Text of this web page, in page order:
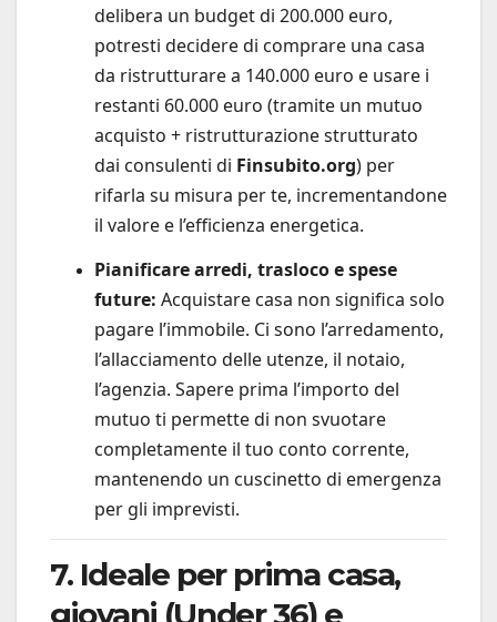
delibera un budget di 200.000 euro,
potresti decidere di comprare una casa
da ristrutturare a 140.000 euro e usare i
restanti 60.000 euro (tramite un mutuo
acquisto + ristrutturazione strutturato
dai consulenti di Finsubito.org) per
rifarla su misura per te, incrementandone
il valore e l’efficienza energetica.
Pianificare arredi, trasloco e spese
future: Acquistare casa non significa solo
pagare l’immobile. Ci sono l’arredamento,
l’allacciamento delle utenze, il notaio,
l’agenzia. Sapere prima l’importo del
mutuo ti permette di non svuotare
completamente il tuo conto corrente,
mantenendo un cuscinetto di emergenza
per gli imprevisti.
7. Ideale per prima casa,
giovani (Under 36) e